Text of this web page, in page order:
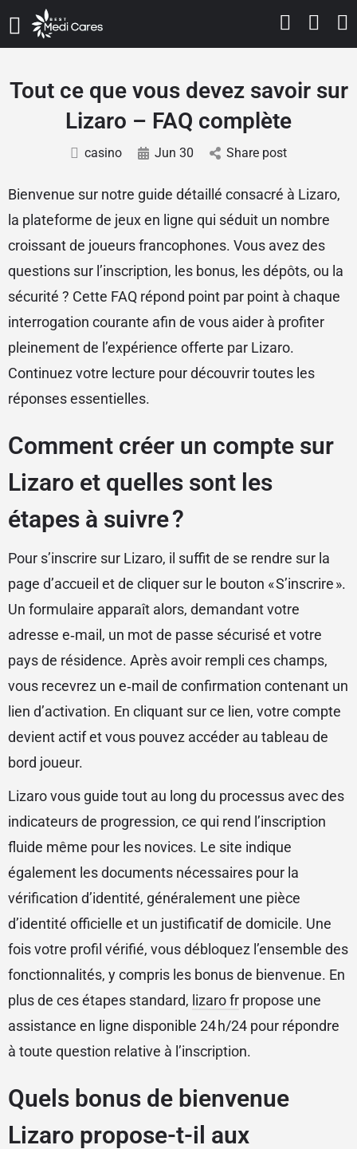
Tout ce que vous devez savoir sur
Lizaro – FAQ complète
casino Jun 30 Share post
Bienvenue sur notre guide détaillé consacré à Lizaro,
la plateforme de jeux en ligne qui séduit un nombre
croissant de joueurs francophones. Vous avez des
questions sur l’inscription, les bonus, les dépôts, ou la
sécurité ? Cette FAQ répond point par point à chaque
interrogation courante afin de vous aider à profiter
pleinement de l’expérience offerte par Lizaro.
Continuez votre lecture pour découvrir toutes les
réponses essentielles.
Comment créer un compte sur
Lizaro et quelles sont les
étapes à suivre ?
Pour s’inscrire sur Lizaro, il suffit de se rendre sur la
page d’accueil et de cliquer sur le bouton « S’inscrire ».
Un formulaire apparaît alors, demandant votre
adresse e‑mail, un mot de passe sécurisé et votre
pays de résidence. Après avoir rempli ces champs,
vous recevrez un e‑mail de confirmation contenant un
lien d’activation. En cliquant sur ce lien, votre compte
devient actif et vous pouvez accéder au tableau de
bord joueur.
Lizaro vous guide tout au long du processus avec des
indicateurs de progression, ce qui rend l’inscription
fluide même pour les novices. Le site indique
également les documents nécessaires pour la
vérification d’identité, généralement une pièce
d’identité officielle et un justificatif de domicile. Une
fois votre profil vérifié, vous débloquez l’ensemble des
fonctionnalités, y compris les bonus de bienvenue. En
plus de ces étapes standard, lizaro fr propose une
assistance en ligne disponible 24 h/24 pour répondre
à toute question relative à l’inscription.
Quels bonus de bienvenue
Lizaro propose-t-il aux